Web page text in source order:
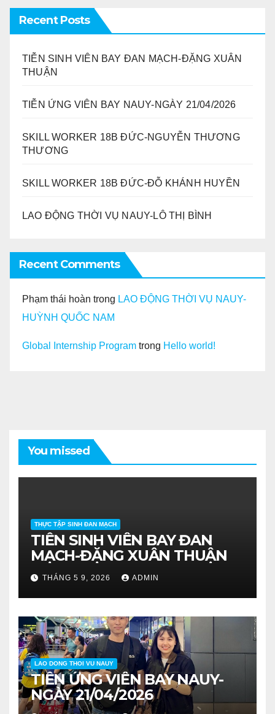
Recent Posts
TIỄN SINH VIÊN BAY ĐAN MẠCH-ĐẶNG XUÂN
THUẬN
TIỄN ỨNG VIÊN BAY NAUY-NGÀY 21/04/2026
SKILL WORKER 18B ĐỨC-NGUYỄN THƯƠNG
THƯƠNG
SKILL WORKER 18B ĐỨC-ĐỖ KHÁNH HUYỀN
LAO ĐỘNG THỜI VỤ NAUY-LÔ THỊ BÌNH
Recent Comments
Phạm thái hoàn trong LAO ĐỘNG THỜI VỤ NAUY-
HUỲNH QUỐC NAM
Global Internship Program trong Hello world!
You missed
THỰC TẬP SINH ĐAN MẠCH
TIỄN SINH VIÊN BAY ĐAN
MẠCH-ĐẶNG XUÂN THUẬN
THÁNG 5 9, 2026 ADMIN
LAO DONG THOI VU NAUY
TIỄN ỨNG VIÊN BAY NAUY-
NGÀY 21/04/2026